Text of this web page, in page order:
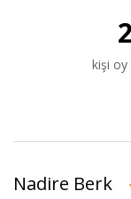
2
kişi oy
Nadire Berk